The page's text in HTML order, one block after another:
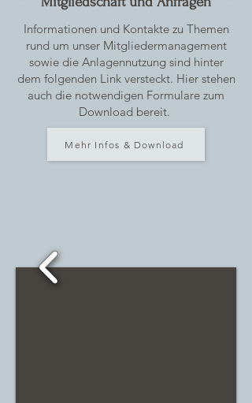
Informationen und Kontakte zu Themen
rund um unser Mitgliedermanagement
sowie die Anlagennutzung sind hinter
dem folgenden Link versteckt. Hier stehen
auch die notwendigen Formulare zum
Download bereit.
Mehr Infos & Download